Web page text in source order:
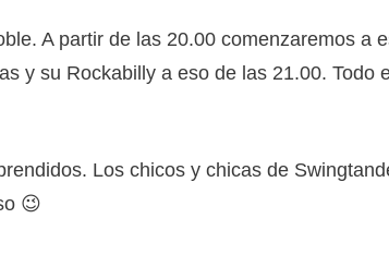
A partir de las 20.00 comenzaremos a
y su Rockabilly a eso de las 21.00. Todo
Los chicos y chicas de
😉